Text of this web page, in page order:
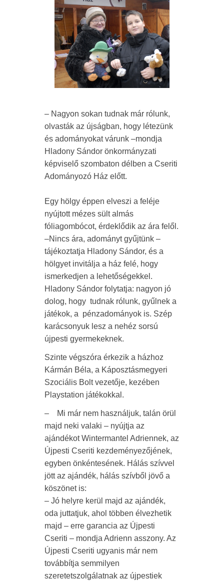
– Nagyon sokan tudnak már rólunk,
olvasták az újságban, hogy létezünk
és adományokat várunk –mondja
Hladony Sándor önkormányzati
képviselő szombaton délben a Cseriti
Adományozó Ház előtt.
Egy hölgy éppen elveszi a feléje
nyújtott mézes sült almás
fóliagombócot, érdeklődik az ára felől.
–Nincs ára, adományt gyűjtünk –
tájékoztatja Hladony Sándor, és a
hölgyet invitálja a ház felé, hogy
ismerkedjen a lehetőségekkel.
Hladony Sándor folytatja: nagyon jó
dolog, hogy tudnak rólunk, gyűlnek a
játékok, a pénzadományok is. Szép
karácsonyuk lesz a nehéz sorsú
újpesti gyermekeknek.
Szinte végszóra érkezik a házhoz
Kármán Béla, a Káposztásmegyeri
Szociális Bolt vezetője, kezében
Playstation játékokkal.
– Mi már nem használjuk, talán örül
majd neki valaki – nyújtja az
ajándékot Wintermantel Adriennek, az
Újpesti Cseriti kezdeményezőjének,
egyben önkéntesének. Hálás szívvel
jött az ajándék, hálás szívből jövő a
köszönet is:
– Jó helyre kerül majd az ajándék,
oda juttatjuk, ahol többen élvezhetik
majd – erre garancia az Újpesti
Cseriti – mondja Adrienn asszony. Az
Újpesti Cseriti ugyanis már nem
továbbítja semmilyen
szeretetszolgálatnak az újpestiek